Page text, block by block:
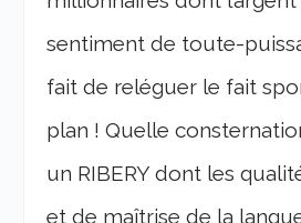
sentiment de toute-
fait de reléguer le fait
plan ! Quelle
un RIBERY dont les
et de maîtrise de la